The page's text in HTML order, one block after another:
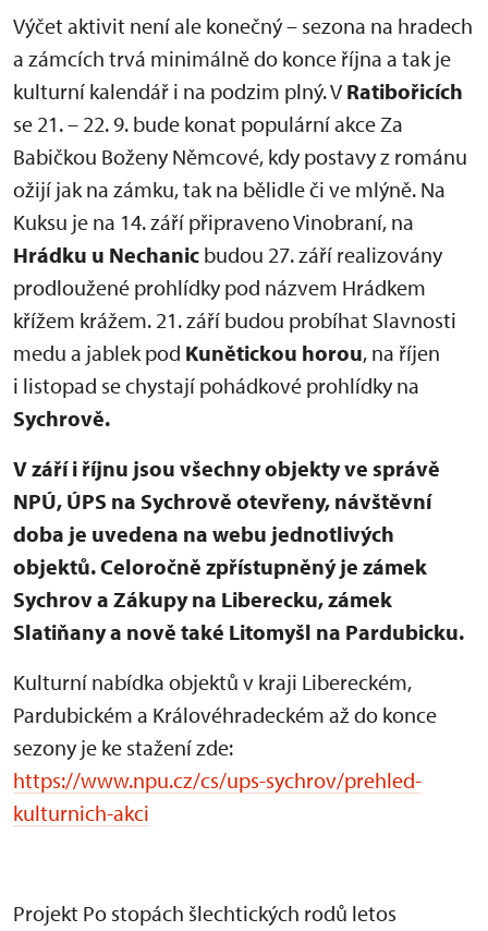
Výčet aktivit není ale konečný – sezona na hradech
a zámcích trvá minimálně do konce října a tak je
kulturní kalendář i na podzim plný. V Ratibořicích
se 21. – 22. 9. bude konat populární akce Za
Babičkou Boženy Němcové, kdy postavy z románu
ožijí jak na zámku, tak na bělidle či ve mlýně. Na
Kuksu je na 14. září připraveno Vinobraní, na
Hrádku u Nechanic budou 27. září realizovány
prodloužené prohlídky pod názvem Hrádkem
křížem krážem. 21. září budou probíhat Slavnosti
medu a jablek pod Kunětickou horou, na říjen
i listopad se chystají pohádkové prohlídky na
Sychrově.
V září i říjnu jsou všechny objekty ve správě
NPÚ, ÚPS na Sychrově otevřeny, návštěvní
doba je uvedena na webu jednotlivých
objektů. Celoročně zpřístupněný je zámek
Sychrov a Zákupy na Liberecku, zámek
Slatiňany a nově také Litomyšl na Pardubicku.
Kulturní nabídka objektů v kraji Libereckém,
Pardubickém a Královéhradeckém až do konce
sezony je ke stažení zde:
https://www.npu.cz/cs/ups-sychrov/prehled-
kulturnich-akci
Projekt Po stopách šlechtických rodů letos